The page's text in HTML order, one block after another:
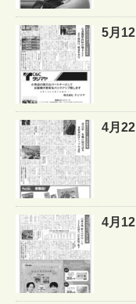
5月
4月
4月